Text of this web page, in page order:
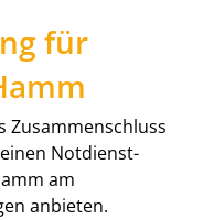
für
Zusammenschluss
Notdienst-
am
anbieten.